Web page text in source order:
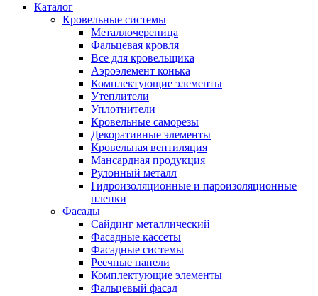
Каталог
Кровельные системы
Металлочерепица
Фальцевая кровля
Все для кровельщика
Аэроэлемент конька
Комплектующие элементы
Утеплители
Уплотнители
Кровельные саморезы
Декоративные элементы
Кровельная вентиляция
Мансардная продукция
Рулонный металл
Гидроизоляционные и пароизоляционные
пленки
Фасады
Сайдинг металлический
Фасадные кассеты
Фасадные системы
Реечные панели
Комплектующие элементы
Фальцевый фасад